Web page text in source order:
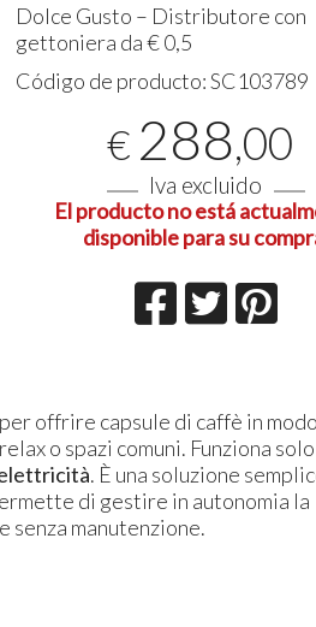
Dolce Gusto – Distributore con
gettoniera da € 0,5
Código de producto:SC103789
€ 288,00
Iva excluido
El producto no está
disponible para su
offrire capsule di caffè in modo
o spazi comuni. Funziona
. È una soluzione
di gestire in autonomia la
senza manutenzione.
Ottima